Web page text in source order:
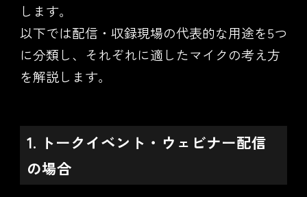
します。
以下では配信・収録現場の代表的な用途を5つ
に分類し、それぞれに適したマイクの考え方
を解説します。
1. トークイベント・ウェビナー配信
の場合